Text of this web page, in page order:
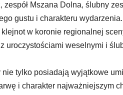
Mszana Dolna, ślubny
gustu i charakteru
w koronie regionalnej
uroczystościami weselnymi i
tylko posiadają wyjątkowe
i charakter najważniejszym